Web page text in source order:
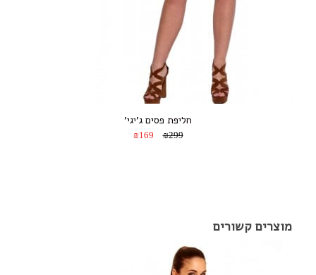
חליפת פסים ג’יגי’
₪299
₪169
מוצרים קשורים